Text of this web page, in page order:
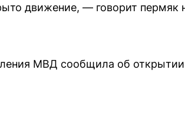
движение, — говорит пермяк
МВД сообщила об